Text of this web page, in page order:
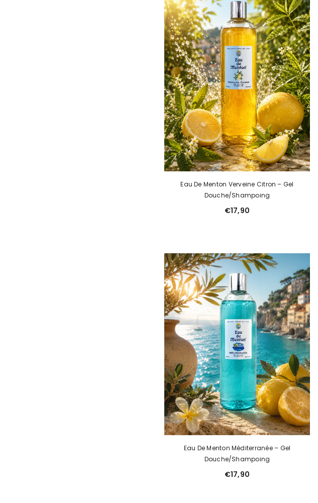
Eau De Menton Verveine Citron – Gel
Douche/Shampoing
€17,90
Eau De Menton Méditerranée – Gel
Douche/Shampoing
€17,90